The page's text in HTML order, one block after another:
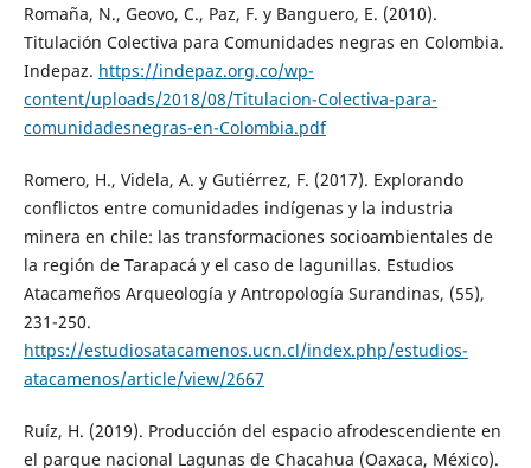
Romaña, N., Geovo, C., Paz, F. y Banguero, E. (2010).
Titulación Colectiva para Comunidades negras en Colombia.
Indepaz. https://indepaz.org.co/wp-
content/uploads/2018/08/Titulacion-Colectiva-para-
comunidadesnegras-en-Colombia.pdf
Romero, H., Videla, A. y Gutiérrez, F. (2017). Explorando
conflictos entre comunidades indígenas y la industria
minera en chile: las transformaciones socioambientales de
la región de Tarapacá y el caso de lagunillas. Estudios
Atacameños Arqueología y Antropología Surandinas, (55),
231-250.
https://estudiosatacamenos.ucn.cl/index.php/estudios-
atacamenos/article/view/2667
Ruíz, H. (2019). Producción del espacio afrodescendiente en
el parque nacional Lagunas de Chacahua (Oaxaca, México).